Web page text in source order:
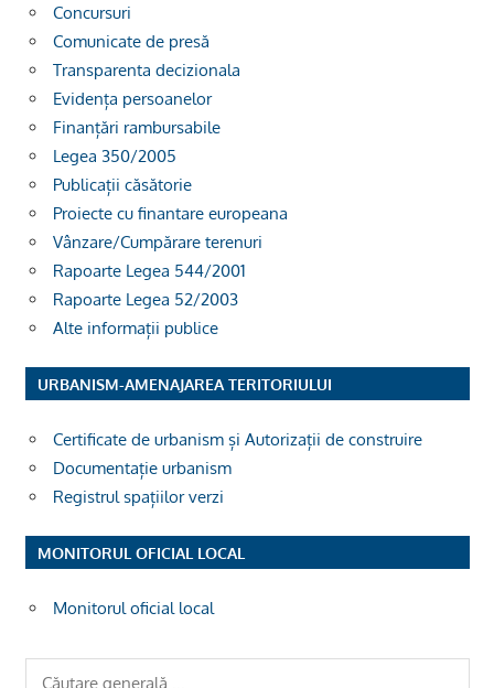
Concursuri
Comunicate de presă
Transparenta decizionala
Evidența persoanelor
Finanțări rambursabile
Legea 350/2005
Publicații căsătorie
Proiecte cu finantare europeana
Vânzare/Cumpărare terenuri
Rapoarte Legea 544/2001
Rapoarte Legea 52/2003
Alte informații publice
URBANISM-AMENAJAREA TERITORIULUI
Certificate de urbanism și Autorizații de construire
Documentație urbanism
Registrul spațiilor verzi
MONITORUL OFICIAL LOCAL
Monitorul oficial local